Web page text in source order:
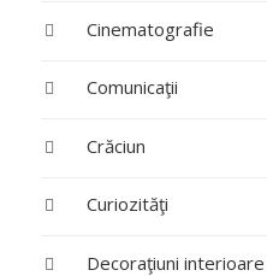
Cinematografie
Comunicaţii
Crăciun
Curiozităţi
Decoraţiuni interioare